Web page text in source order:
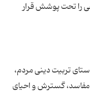
را تحت پوشش قرار
تربيت دينى مردم،
مفاسد، گسترش و احياى